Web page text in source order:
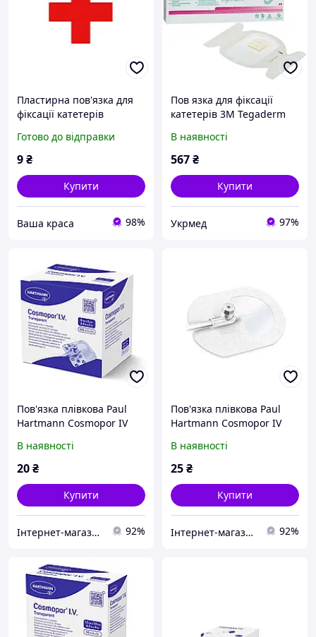
Пластирна пов'язка для
фіксації катетерів
Кількість (шт/уп/ящик) -
1/50/2000, Стенекс
Готово до відправки
9₴
Купити
Ваша краса 98%
Пов язка для фіксації
катетерів 3М Tegaderm
1 шт.
В наявності
567₴
Купити
Укрмед 97%
Пов'язка плівкова Paul
Hartmann Cosmopor IV
внутрішньовенних
канюль 6х5 см 1 шт.
В наявності
20₴
Купити
Інтернет-магазин "Klever" 92%
Пов'язка плівкова Paul
Hartmann Cosmopor IV
внутрішньовенних
канюль 9х7 см 1 шт.
В наявності
25₴
Купити
Інтернет-магазин "Klever" 92%